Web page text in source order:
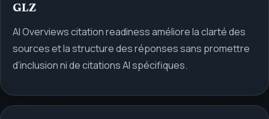
GLZ
AI Overviews citation readiness améliore la clarté des
sources et la structure des réponses sans promettre
d’inclusion ni de citations AI spécifiques.